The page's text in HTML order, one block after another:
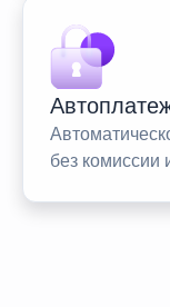
без комиссии